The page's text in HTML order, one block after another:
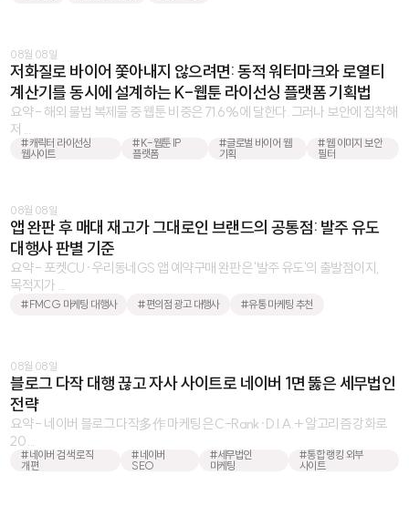
08월 08일
저화질로 바이어 쫓아내지 않으려면: 동적 워터마크와 로열티
계산기를 동시에 설계하는 K-웹툰 라이선싱 플랫폼 기획법
요약 - 해외 불법 복제물 중 웹툰 비중은 71.6%에 달한다. 그러나 보안에 집착해
저 ...
#캐릭터 라이선싱
웹사이트
#K-웹툰 IP
플랫폼
#글로벌 바이어 웹
기획
#웹 이미지 보안
필터
08월 08일
앱 완판 후 매대 재고가 그대로인 브랜드의 공통점: 발주 유도
대행사 판별 기준
요약 - 포켓CU·우리동네GS 앱 예약구매 완판은 '발주 유도'의 출발점이지,
목적지가 ...
#FMCG 마케팅 대행사 #편의점 광고 대행사 #유통 마케팅 추천
08월 08일
블로그 다작 대행 끊고 자사 사이트로 네이버 1면 뚫은 세무법인
전략
요약 - 네이버 블로그 다작多作 마케팅은 C-Rank·D.I.A.+ 알고리즘 강화로
20 ...
#네이버 검색 로직
개편
#네이버
SEO
#세무법인
마케팅
#통합 랭킹 외부
사이트